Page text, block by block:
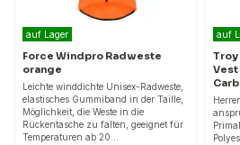
auf Lager
Force Windpro Radweste
orange
Leichte winddichte Unisex-Radweste,
elastisches Gummiband in der Taille,
Möglichkeit, die Weste in die
Rückentasche zu falten, geeignet für
Temperaturen ab 20…
auf
Troy
Vest